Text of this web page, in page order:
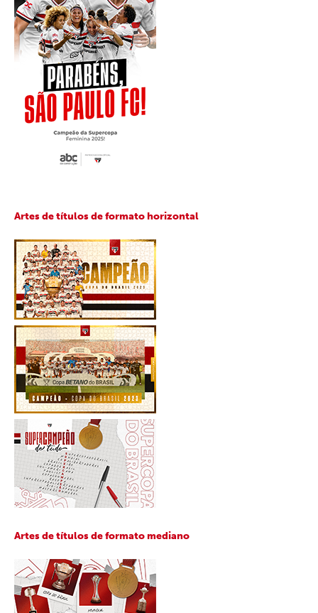
Artes de títulos de formato horizontal
Artes de títulos de formato mediano